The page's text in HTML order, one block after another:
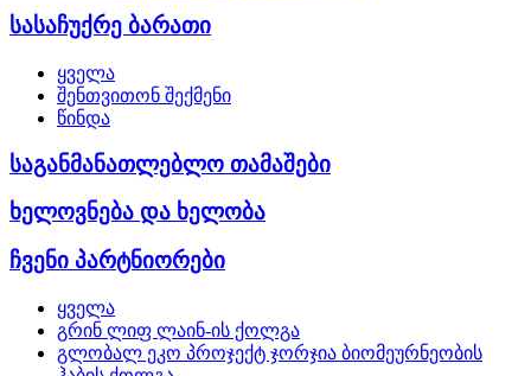
სასაჩუქრე ბარათი
ყველა
შენთვითონ შექმენი
წინდა
საგანმანათლებლო თამაშები
ხელოვნება და ხელობა
ჩვენი პარტნიორები
ყველა
გრინ ლიფ ლაინ-ის ქოლგა
გლობალ ეკო პროჯექტ ჯორჯია ბიომეურნეობის